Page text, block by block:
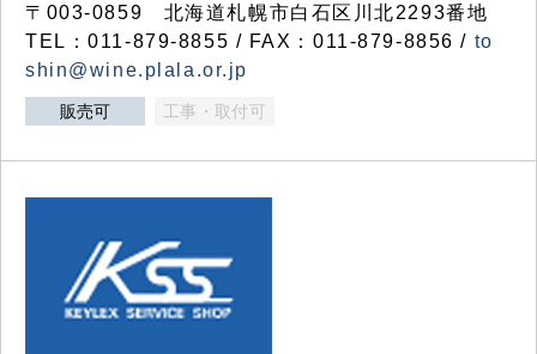
〒003-0859 北海道札幌市白石区川北2293番地
TEL：011-879-8855 / FAX：011-879-8856 / to
shin@wine.plala.or.jp
販売可 工事・取付可